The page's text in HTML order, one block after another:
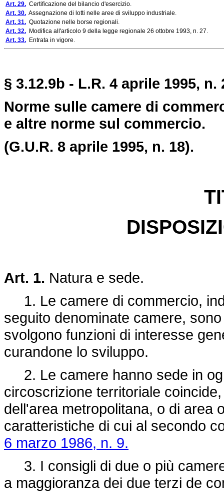
Art. 29. Certificazione del bilancio d'esercizio.
Art. 30. Assegnazione di lotti nelle aree di sviluppo industriale.
Art. 31. Quotazione nelle borse regionali.
Art. 32. Modifica all'articolo 9 della legge regionale 26 ottobre 1993, n. 27.
Art. 33. Entrata in vigore.
§ 3.12.9b - L.R. 4 aprile 1995, n.
Norme sulle camere di
e altre norme sul commercio.
(G.U.R. 8 aprile 1995, n. 18).
Art. 1. Natura e sede.
1. Le camere di commercio,
seguito denominate camere,
svolgono funzioni di interesse
curandone lo sviluppo.
2. Le camere hanno sede in
circoscrizione territoriale
dell'area metropolitana, o di area
caratteristiche di cui al secondo
6 marzo 1986, n. 9.
3. I consigli di due o più
a maggioranza dei due terzi de